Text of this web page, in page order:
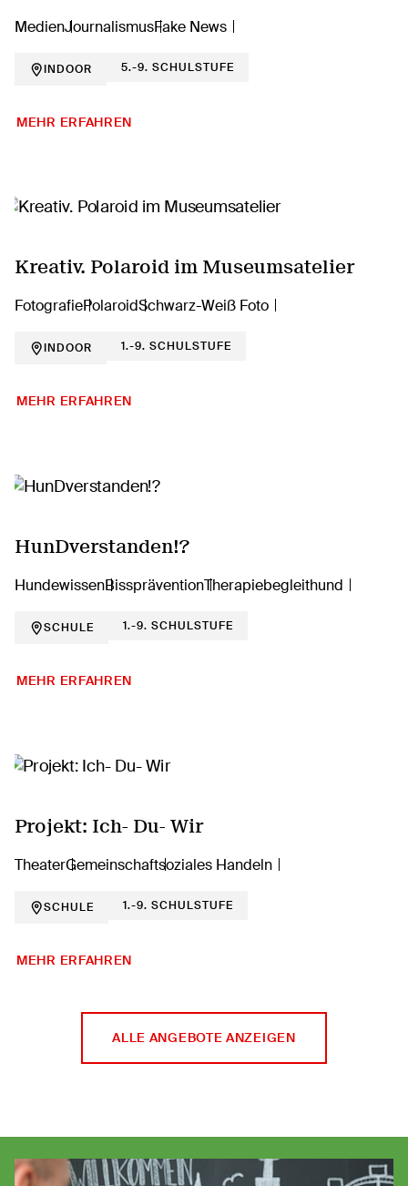
MedienJournalismusFake News
INDOOR 5.-9. SCHULSTUFE
MEHR ERFAHREN
Kreativ. Polaroid im Museumsatelier
FotografiePolaroidSchwarz-Weiß Foto
INDOOR 1.-9. SCHULSTUFE
MEHR ERFAHREN
HunDverstanden!?
HundewissenBisspräventionTherapiebegleithund
SCHULE 1.-9. SCHULSTUFE
MEHR ERFAHREN
Projekt: Ich- Du- Wir
TheaterGemeinschaftsoziales Handeln
SCHULE 1.-9. SCHULSTUFE
MEHR ERFAHREN
ALLE ANGEBOTE ANZEIGEN